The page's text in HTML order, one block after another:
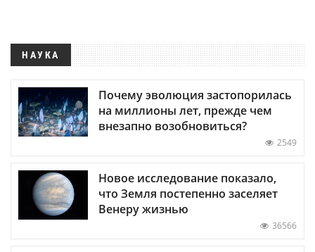
НАУКА
Почему эволюция застопорилась
на миллионы лет, прежде чем
внезапно возобновиться?
2549
Новое исследование показало,
что Земля постепенно заселяет
Венеру жизнью
36566